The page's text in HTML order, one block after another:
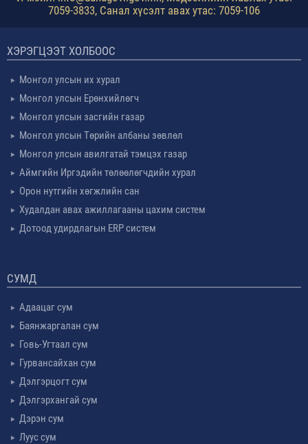
7059-3833, Санал хүсэлт авах утас: 7059-106
ХЭРЭГЦЭЭТ ХОЛБООС
Монгол улсын их хурал
Монгол улсын Ерөнхийлөгч
Монгол улсын засгийн газар
Монгол улсын Төрийн албаны зөвлөл
Монгол улсын авилгатай тэмцэх газар
Аймгийн Иргэдийн төлөөлөгчдийн хурал
Орон нутгийн хөгжлийн сан
Худалдан авах ажиллагааны цахим систем
Дотоод удирдлагын ERP систем
СУМД
Адаацаг сум
Баянжаргалан сум
Говь-Угтаал сум
Гурвансайхан сум
Дэлгэрцогт сум
Дэлгэрхангай сум
Дэрэн сум
Луус сум